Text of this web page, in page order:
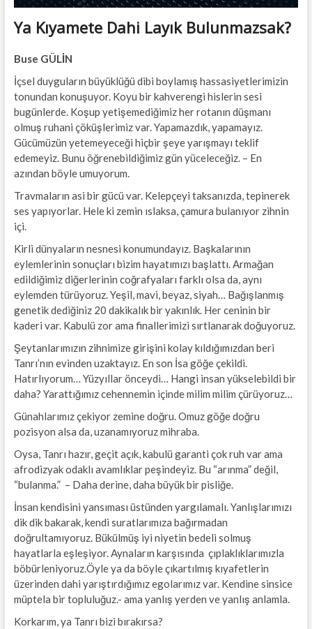
Ya Kıyamete Dahi Layık Bulunmazsak?
Buse GÜLİN
İçsel duyguların büyüklüğü dibi boylamış hassasiyetlerimizin
tonundan konuşuyor. Koyu bir kahverengi hislerin sesi
bugünlerde. Koşup yetişemediğimiz her rotanın düşmanı
olmuş ruhani çöküşlerimiz var. Yapamazdık, yapamayız.
Gücümüzün yetemeyeceği hiçbir şeye yarışmayı teklif
edemeyiz. Bunu öğrenebildiğimiz gün yüceleceğiz. – En
azından böyle umuyorum.
Travmaların asi bir gücü var. Kelepçeyi taksanızda, tepinerek
ses yapıyorlar. Hele ki zemin ıslaksa, çamura bulanıyor zihnin
içi.
Kirli dünyaların nesnesi konumundayız. Başkalarının
eylemlerinin sonuçları bizim hayatımızı başlattı. Armağan
edildiğimiz diğerlerinin coğrafyaları farklı olsa da, aynı
eylemden türüyoruz. Yeşil, mavi, beyaz, siyah… Bağışlanmış
genetik dediğiniz 20 dakikalık bir yakınlık. Her ceninin bir
kaderi var. Kabulü zor ama finallerimizi sırtlanarak doğuyoruz.
Şeytanlarımızın zihnimize girişini kolay kıldığımızdan beri
Tanrı’nın evinden uzaktayız. En son İsa göğe çekildi.
Hatırlıyorum… Yüzyıllar önceydi… Hangi insan yükselebildi bir
daha? Yarattığımız cehennemin içinde milim milim çürüyoruz…
Günahlarımız çekiyor zemine doğru. Omuz göğe doğru
pozisyon alsa da, uzanamıyoruz mihraba.
Oysa, Tanrı hazır, geçit açık, kabulü garanti çok ruh var ama
afrodizyak odaklı avamlıklar peşindeyiz. Bu “arınma” değil,
“bulanma.” – Daha derine, daha büyük bir pisliğe.
İnsan kendisini yansıması üstünden yargılamalı. Yanlışlarımızı
dik dik bakarak, kendi suratlarımıza bağırmadan
doğrultamıyoruz. Bükülmüş iyi niyetin bedeli solmuş
hayatlarla eşleşiyor. Aynaların karşısında çıplaklıklarımızla
böbürleniyoruz.Öyle ya da böyle çıkartılmış kıyafetlerin
üzerinden dahi yarıştırdığımız egolarımız var. Kendine sinsice
müptela bir topluluğuz.- ama yanlış yerden ve yanlış anlamla.
Korkarım, ya Tanrı bizi bırakırsa?